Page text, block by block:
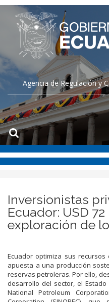
Agencia de Regulación y
Inversionistas
Ecuador: USD
exploración de
Ecuador optimiza sus
apuesta a una producción
reservas petroleras. Por ello,
desarrollo del sector, el
National Petroleum